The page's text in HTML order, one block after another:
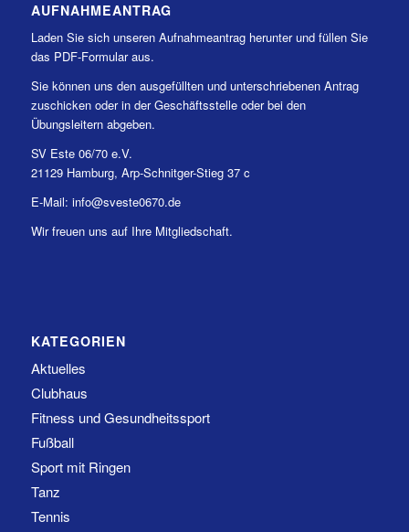
AUFNAHMEANTRAG
Laden Sie sich unseren Aufnahmeantrag herunter und füllen Sie
das PDF-Formular aus.
Sie können uns den ausgefüllten und unterschriebenen Antrag
zuschicken oder in der Geschäftsstelle oder bei den
Übungsleitern abgeben.
SV Este 06/70 e.V.
21129 Hamburg, Arp-Schnitger-Stieg 37 c
E-Mail: info@sveste0670.de
Wir freuen uns auf Ihre Mitgliedschaft.
KATEGORIEN
Aktuelles
Clubhaus
Fitness und Gesundheitssport
Fußball
Sport mit Ringen
Tanz
Tennis